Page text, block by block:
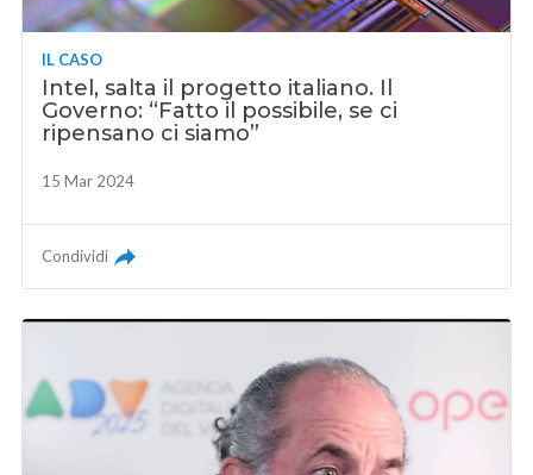
IL CASO
Intel, salta il progetto italiano. Il
Governo: “Fatto il possibile, se ci
ripensano ci siamo”
15 Mar 2024
Condividi